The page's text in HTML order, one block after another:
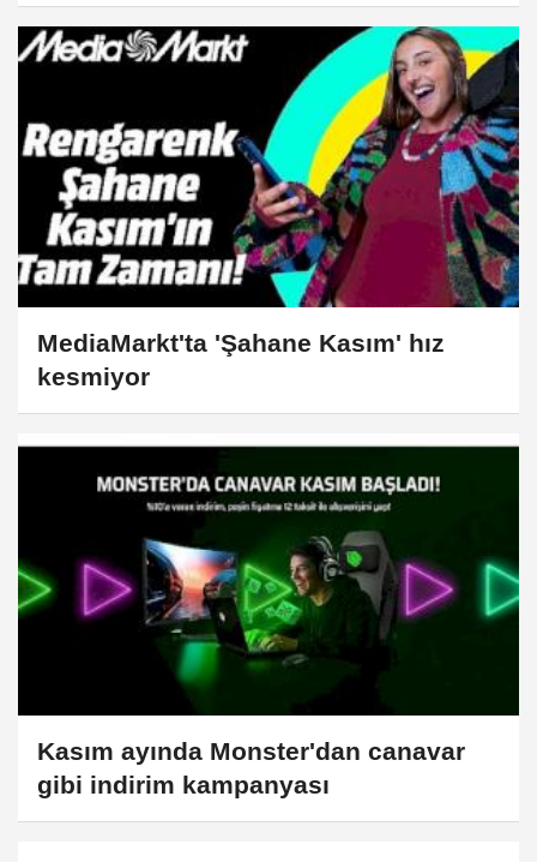
MediaMarkt'ta 'Şahane Kasım' hız
kesmiyor
Kasım ayında Monster'dan canavar
gibi indirim kampanyası